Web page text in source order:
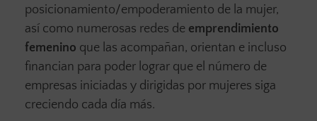
posicionamiento/empoderamiento de la mujer,
así como numerosas redes de emprendimiento
femenino que las acompañan, orientan e incluso
financian para poder lograr que el número de
empresas iniciadas y dirigidas por mujeres siga
creciendo cada día más.